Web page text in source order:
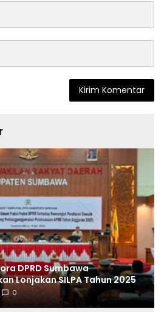
DPRD Sumbawa
Lonjakan SILPA Tahun 2025
0